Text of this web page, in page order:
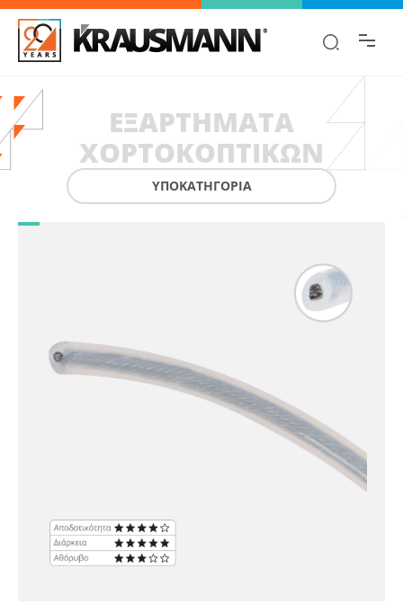
ΕΞΑΡΤΉΜΑΤΑ
ΧΟΡΤΟΚΟΠΤΙΚΏΝ
ΥΠΟΚΑΤΗΓΟΡΙΑ
Βρες γρήγορα την πληροφορία που
ψάχνεις!